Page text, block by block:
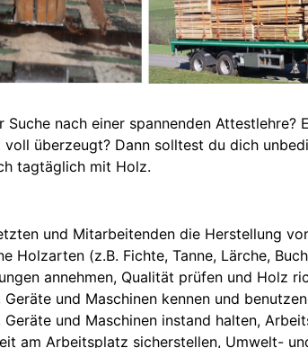
Suche nach einer spannenden
überzeugt? Dann solltest du dich
tagtäglich mit Holz.
und Mitarbeitenden die Herstellung
Holzarten (z.B. Fichte, Tanne, Lärche,
annehmen, Qualität prüfen und Holz
Geräte und Maschinen kennen und
Geräte und Maschinen instand halten,
am Arbeitsplatz sicherstellen, Umwelt-